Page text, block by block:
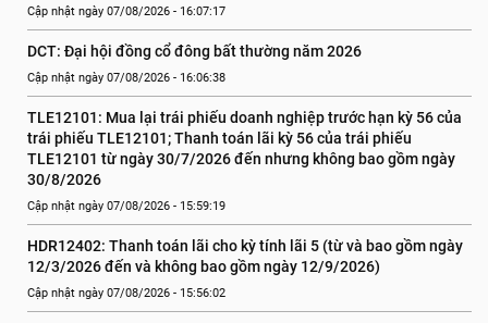
Cập nhật ngày 07/08/2026 - 16:07:17
DCT: Đại hội đồng cổ đông bất thường năm 2026
Cập nhật ngày 07/08/2026 - 16:06:38
TLE12101: Mua lại trái phiếu doanh nghiệp trước hạn kỳ 56 của
trái phiếu TLE12101; Thanh toán lãi kỳ 56 của trái phiếu
TLE12101 từ ngày 30/7/2026 đến nhưng không bao gồm ngày
30/8/2026
Cập nhật ngày 07/08/2026 - 15:59:19
HDR12402: Thanh toán lãi cho kỳ tính lãi 5 (từ và bao gồm ngày
12/3/2026 đến và không bao gồm ngày 12/9/2026)
Cập nhật ngày 07/08/2026 - 15:56:02